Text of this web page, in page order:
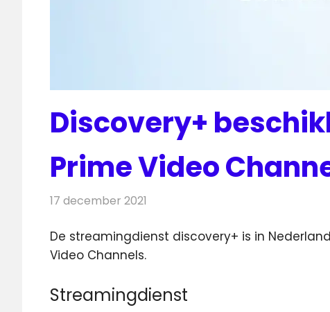
Discovery+
Prime Video
17 december 2021
De streamingdienst discovery+ is in
Video Channels.
Streamingdienst